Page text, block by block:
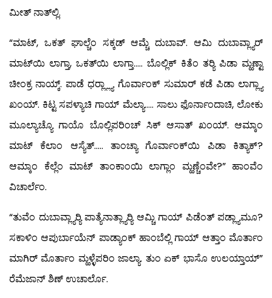
ಮೀತ್ ನಾತ್‍ಲ್ಲಿ.
“ಮಾಟ್, ಒಕತ್ ಘಾಲ್ಚೆಂ ಸಕ್ಕಡ್ ಆಮ್ಚೆ ದುಬಾವ್. ಆಮಿ ದುಬಾವ್ಲ್ಯಾರ್
ಮಾಟ್‍ಯಿ ಲಾಗ್ತಾ, ಒಕತ್‍ಯಿ ಲಾಗ್ತಾ….. ಬೊಲ್ಲಿಕ್ ಕಿತೆಂ ತರ್‍ಯಿ ಪಿಡಾ ಮ್ಹಣ್ಟಾ
ಚೀಂಕ್ರ ನಾಯ್ಕ್. ಪಾಡೆ ಧರ್‍ಲ್ಲ್ಯಾ ಗೊರ್ವಾಂಕ್ ಸುಮಾರ್ ಕಡೆ ಪಿಡಾ ಲಾಗ್ಲ್ಯಾ
ಖಂಯ್. ಕಿಟ್ಟ ಸಪಳ್ಯಾಚಿ ಗಾಯ್ ಮೆಲ್ಯಾ….. ಸಾಲು ಫೊರ್ನಾಂದಾಚಿ, ಲೋಕು
ಮೂಲ್ಯಾಚ್ಯೊ ಗಾಯೊ ಬೊಲ್ಲಿಪರಿಂಚ್ ಸಿಕ್ ಆಸಾತ್ ಖಂಯ್. ಆಮ್ಕಾಂ
ಮಾಟ್ ಕೆಲಾಂ ಆಸ್ಯೆತ್….. ತಾಂಚ್ಯಾ ಗೊರ್ವಾಂಕ್‍ಯಿ ಪಿಡಾ ಕಿತ್ಯಾಕ್?
ಆಮ್ಕಾಂ ಕೆಲ್ಲೆಂ ಮಾಟ್ ತಾಂಕಾಂಯಿ ಲಾಗ್ಲಾಂ ಮ್ಹಣ್ಚೆಂವೇ?” ಹಾಂವೆಂ
ವಿಚಾರ್ಲೆಂ.
“ತುವೆಂ ದುಬಾವ್ಲ್ಯಾರ್‍ಯಿ ಪಾತ್ಯೆನಾತ್ಲ್ಯಾರ್‍ಯಿ ಆಮ್ಚಿ ಗಾಯ್ ಪಿಡೆಂತ್ ಪಡ್ಲ್ಯಾಮೂ?
ಸಕಾಳಿಂ ಆಪುರ್ಬಾಯೆನ್ ಪಾಡ್ಯಾಂಕ್ ಹಾಂಬೆಲ್ಲಿ ಗಾಯ್ ಆತ್ತಾಂ ಮೊರ್ತಾಂ
ಮಾಗಿರ್ ಮೊರ್ತಾಂ ಮ್ಹಳ್ಳೆಪರಿಂ ಜಾಲ್ಯಾ. ತುಂ ಏಕ್ ಭಾಸೊ ಉಲಯ್ತಾಯ್”
ರೆಮೆಜಾನ್ ಶಿಣ್ ಉಚಾರ್ಲೊ.